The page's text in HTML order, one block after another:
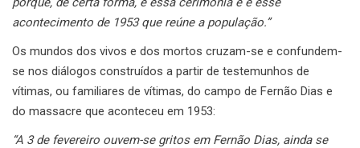
acontecimento de 1953 que reúne a população.”
Os mundos dos vivos e dos mortos cruzam-se e confundem-
se nos diálogos construídos a partir de testemunhos de
vítimas, ou familiares de vítimas, do campo de Fernão Dias e
do massacre que aconteceu em 1953:
“A 3 de fevereiro ouvem-se gritos em Fernão Dias, ainda se